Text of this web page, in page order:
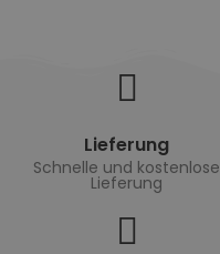
Lieferung
Schnelle und kostenlose
Lieferung